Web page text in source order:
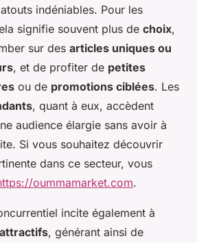
indéniables. Pour les
signifie souvent plus de choix,
sur des articles uniques ou
, et de profiter de petites
ou de promotions ciblées. Les
, quant à eux, accèdent
audience élargie sans avoir à
Si vous souhaitez découvrir
dans ce secteur, vous
oummamarket.com.
incite également à
, générant ainsi de